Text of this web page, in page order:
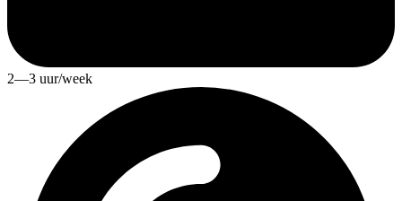
2—3 uur/week